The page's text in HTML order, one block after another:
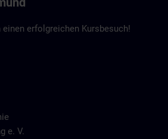
erfolgreichen Kursbesuch!
e. V.